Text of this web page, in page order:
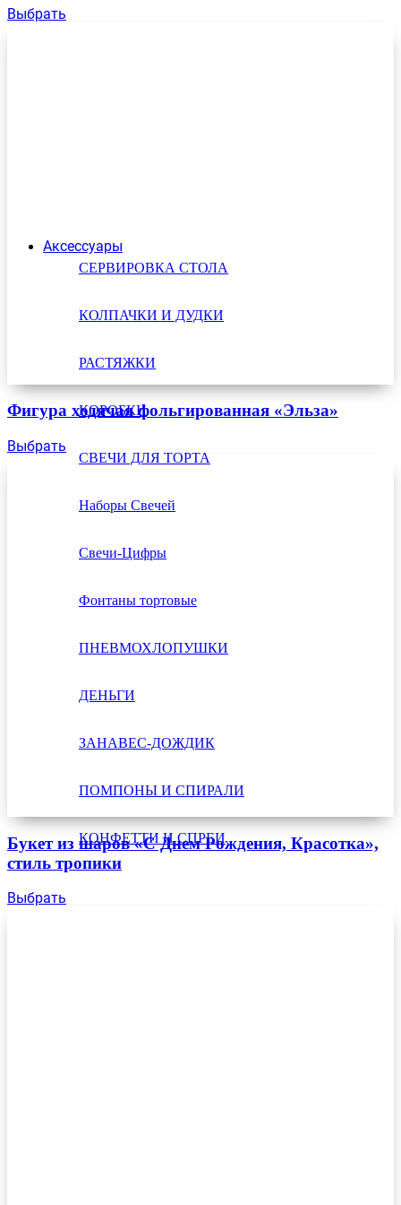
Аксессуары
СЕРВИРОВКА СТОЛА
КОЛПАЧКИ И ДУДКИ
РАСТЯЖКИ
КОРОБКИ
СВЕЧИ ДЛЯ ТОРТА
Наборы Свечей
Свечи-Цифры
Фонтаны тортовые
ПНЕВМОХЛОПУШКИ
ДЕНЬГИ
ЗАНАВЕС-ДОЖДИК
ПОМПОНЫ И СПИРАЛИ
КОНФЕТТИ И СПРЕИ
Выбрать
Фигура ходячая фольгированная «Эльза»
Выбрать
Букет из шаров «С Днем Рождения, Красотка»,
стиль тропики
Выбрать